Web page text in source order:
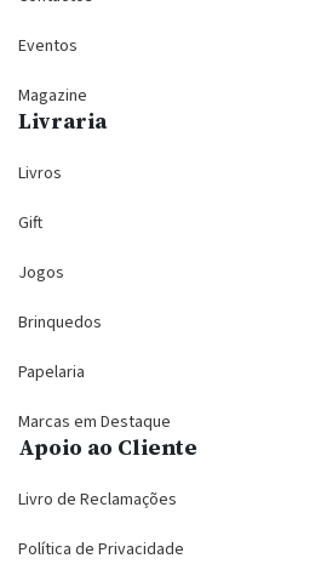
Eventos
Magazine
Livraria
Livros
Gift
Jogos
Brinquedos
Papelaria
Marcas em Destaque
Apoio ao Cliente
Livro de Reclamações
Política de Privacidade